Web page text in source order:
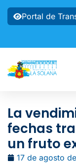
Portal de
La
fechas
un fruto
17 de agosto